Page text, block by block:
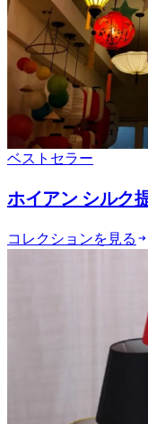
ベストセラー
ホイアン シルク
コレクションを見る